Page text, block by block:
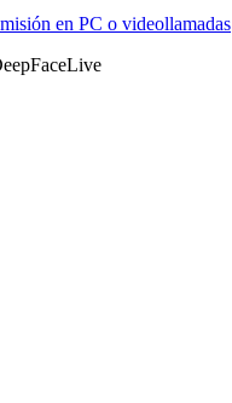
en PC o videollamadas